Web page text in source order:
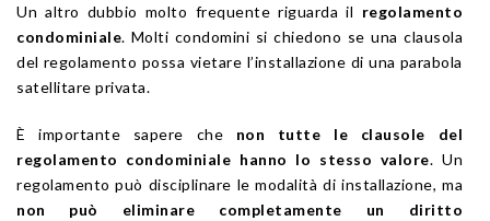
Un altro dubbio molto frequente riguarda il regolamento
condominiale. Molti condomini si chiedono se una clausola
del regolamento possa vietare l’installazione di una parabola
satellitare privata.
È importante sapere che non tutte le clausole del
regolamento condominiale hanno lo stesso valore. Un
regolamento può disciplinare le modalità di installazione, ma
non può eliminare completamente un diritto